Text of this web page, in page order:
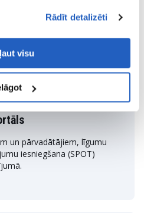
Rādīt detalizēti
visu
ieviešanas projektā:
un pārvadātājiem, līgumu
iesniegšana (SPOT)